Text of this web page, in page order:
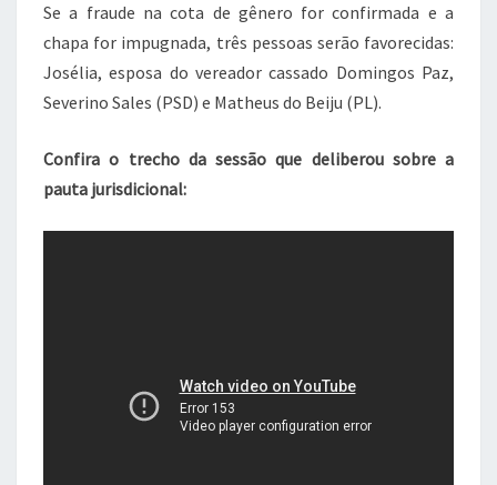
Se a fraude na cota de gênero for confirmada e a
chapa for impugnada, três pessoas serão favorecidas:
Josélia, esposa do vereador cassado Domingos Paz,
Severino Sales (PSD) e Matheus do Beiju (PL).
Confira o trecho da sessão que deliberou sobre a
pauta jurisdicional: